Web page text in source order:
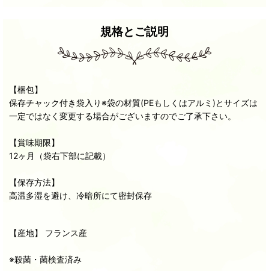
規格とご説明
【梱包】
保存チャック付き袋入り※袋の材質(PEもしくはアルミ)とサイズは
一定ではなく変更する場合がございますのでご了承下さい。
【賞味期限】
12ヶ月（袋右下部に記載）
【保存方法】
高温多湿を避け、冷暗所にて密封保存
【産地】 フランス産
※殺菌・菌検査済み